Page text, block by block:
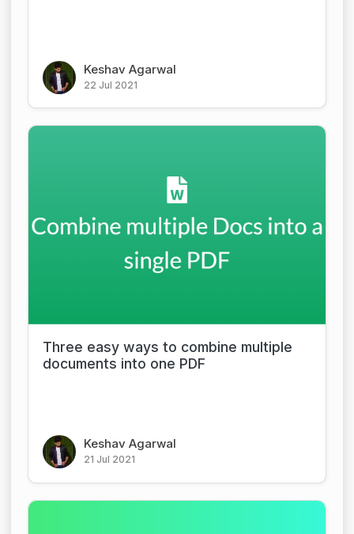
Keshav Agarwal
22 Jul 2021
Three easy ways to combine multiple
documents into one PDF
Keshav Agarwal
21 Jul 2021